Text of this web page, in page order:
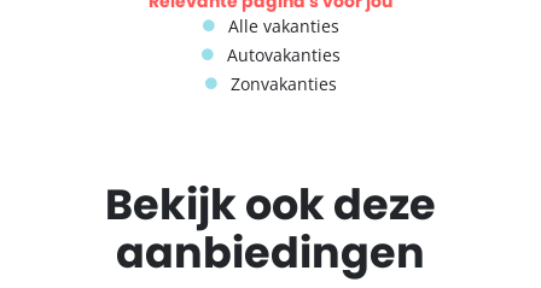
Alle vakanties
Autovakanties
Zonvakanties
Bekijk ook deze
aanbiedingen